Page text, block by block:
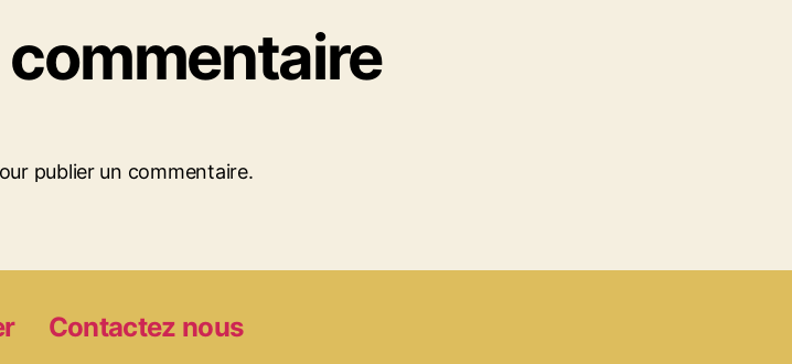
commentaire
publier un commentaire.
Contactez nous